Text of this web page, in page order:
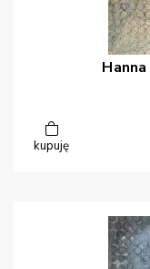
Hanna
kupuję